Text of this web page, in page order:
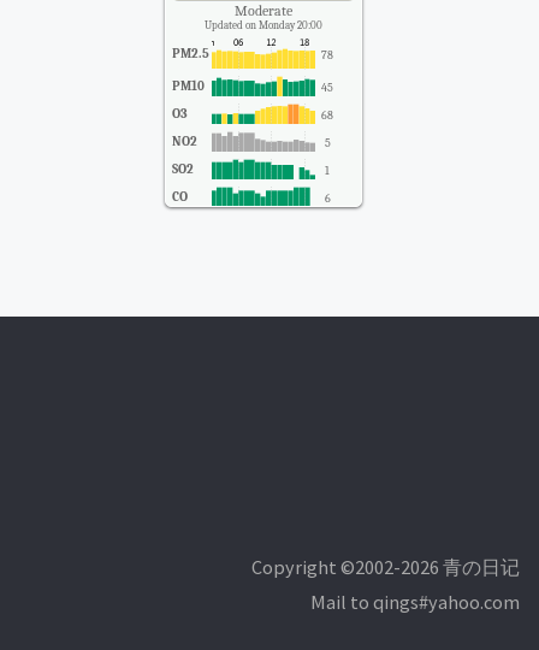
Moderate
Updated on Monday 20:00
PM2.5 78
PM10 45
O3 68
NO2 5
SO2 1
CO 6
Copyright ©2002-2026 青の日记
Mail to qings#yahoo.com